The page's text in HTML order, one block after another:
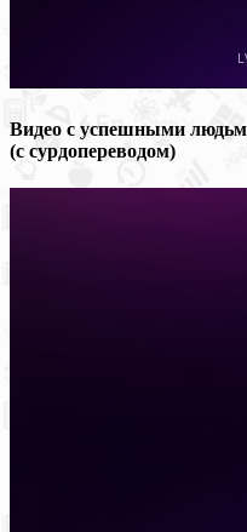
Видео с успешными
(с сурдопереводом)